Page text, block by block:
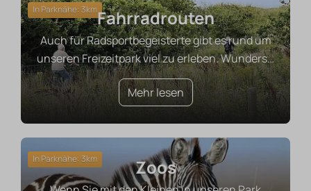
In Parknähe: 3kmFahrradrouten
Auch für Radsportbegeisterte gibt es rund um
unseren Freizeitpark viel zu erleben. Wunders…
Mehr lesen
In Parknähe: 3km Zoos